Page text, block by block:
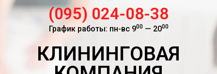
(095) 024-08-38
График работы: пн-вс 900— 2000
КЛИНИНГОВАЯ